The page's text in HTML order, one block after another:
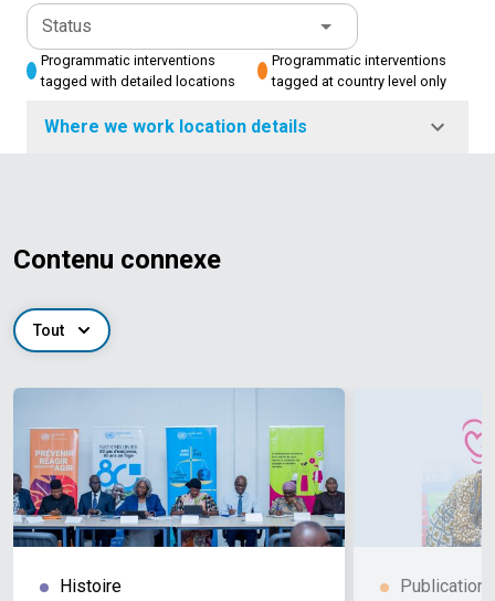
Status
Programmatic interventions
tagged with detailed locations
Programmatic interventions
tagged at country level only
Where we work location details
Contenu connexe
Tout
Histoire Publication